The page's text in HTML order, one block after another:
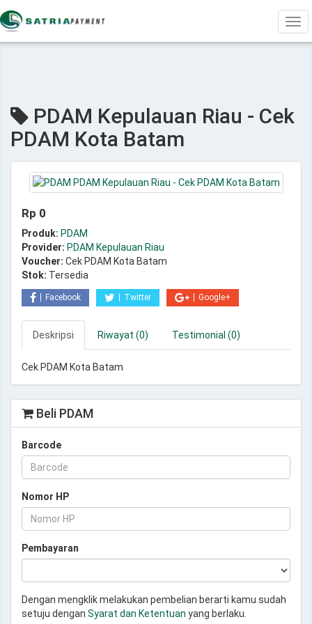
PDAM Kepulauan Riau - Cek
PDAM Kota Batam
Rp 0
Produk: PDAM
Provider: PDAM Kepulauan Riau
Voucher: Cek PDAM Kota Batam
Stok: Tersedia
Facebook Twitter Google+
Deskripsi Riwayat (0) Testimonial (0)
Cek PDAM Kota Batam
Beli PDAM
Barcode
Nomor HP
Pembayaran
Dengan mengklik melakukan pembelian berarti kamu sudah
setuju dengan Syarat dan Ketentuan yang berlaku.